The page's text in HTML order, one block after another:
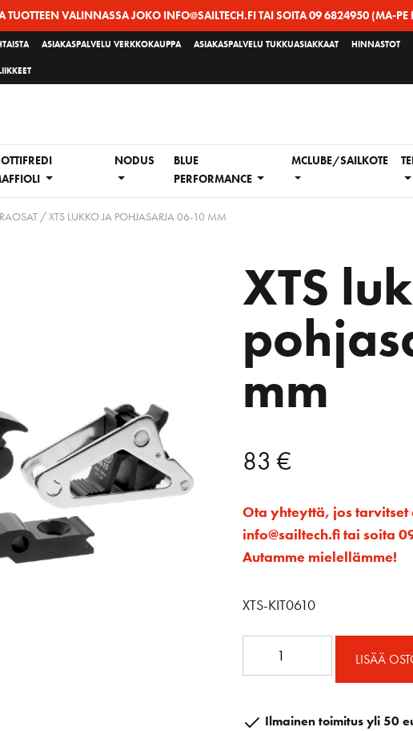
TUOTTEEN VALINNASSA JOKO INFO@SAILTECH.FI TAI SOITA 09 6824950 (MA-
ASIAKASPALVELU VERKKOKAUPPA ASIAKASPALVELU TUKKUASIAKKAAT HINNASTOT
NODUS
BLUE
PERFORMANCE
MCLUBE/SAILKOTE
/ XTS LUKKO JA POHJASARJA 06-10 MM
XTS
mm
83 €
Ota yhteyttä, jos
info@sailtech.fi tai soita
Autamme mielellämme!
XTS-KIT0610
pohjasarja
LISÄÄ
Ilmainen toimitus yli 50